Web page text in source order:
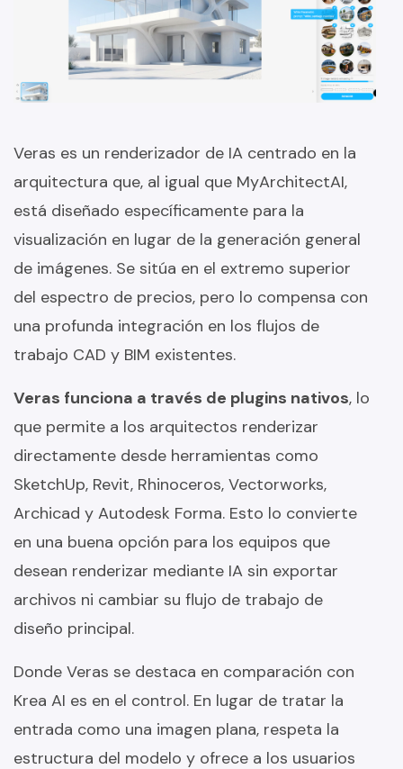
Veras es un renderizador de IA centrado en la
arquitectura que, al igual que MyArchitectAI,
está diseñado específicamente para la
visualización en lugar de la generación general
de imágenes. Se sitúa en el extremo superior
del espectro de precios, pero lo compensa con
una profunda integración en los flujos de
trabajo CAD y BIM existentes.
Veras funciona a través de plugins nativos, lo
que permite a los arquitectos renderizar
directamente desde herramientas como
SketchUp, Revit, Rhinoceros, Vectorworks,
Archicad y Autodesk Forma. Esto lo convierte
en una buena opción para los equipos que
desean renderizar mediante IA sin exportar
archivos ni cambiar su flujo de trabajo de
diseño principal.
Donde Veras se destaca en comparación con
Krea AI es en el control. En lugar de tratar la
entrada como una imagen plana, respeta la
estructura del modelo y ofrece a los usuarios